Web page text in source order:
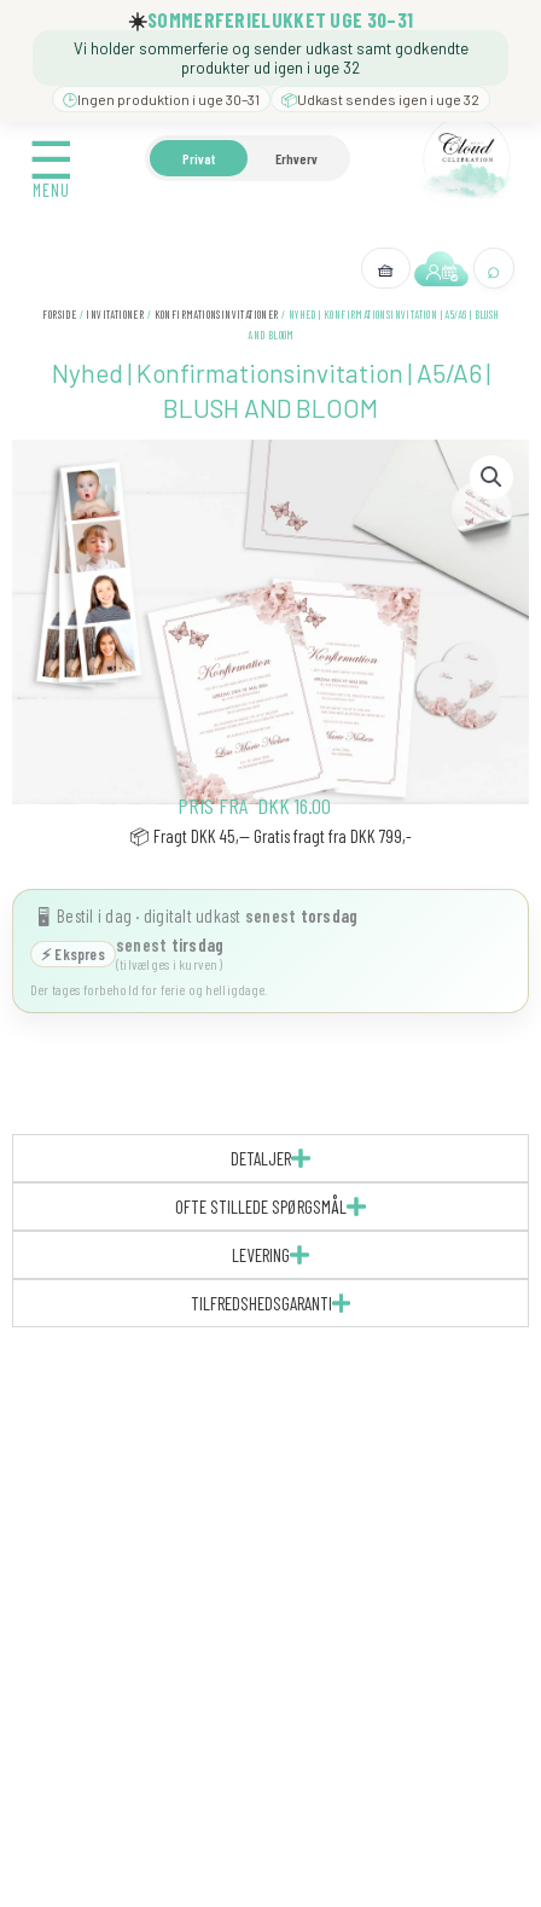
☀️SOMMERFERIELUKKET UGE 30–31
Vi holder sommerferie og sender udkast samt godkendte
produkter ud igen i uge 32
🕒Ingen produktion i uge 30–31 📦Udkast sendes igen i uge 32
☰
MENU
Privat Erhverv
🧺 ⌕
☰
MENU
🍼 BARNEDÅB ❓️ BESØG
FORSIDE / INVITATIONER / KONFIRMATIONSINVITATIONER / NYHED | KONFIRMATIONSINVITATION | A5/A6 | BLUSH
AND BLOOM
Nyhed | Konfirmationsinvitation | A5/A6 |
BLUSH AND BLOOM
PRIS FRA DKK16.00
📦 Fragt DKK 45,-- Gratis fragt fra DKK 799,-
🖥️ Bestil i dag · digitalt udkast senest torsdag
⚡ Ekspres senest tirsdag
(tilvælges i kurven)
Der tages forbehold for ferie og helligdage.
DETALJER
OFTE STILLEDE SPØRGSMÅL
LEVERING
TILFREDSHEDSGARANTI